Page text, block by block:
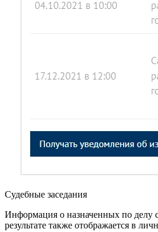
Судебные заседания
Информация о назначенных по делу
результате также отображается в